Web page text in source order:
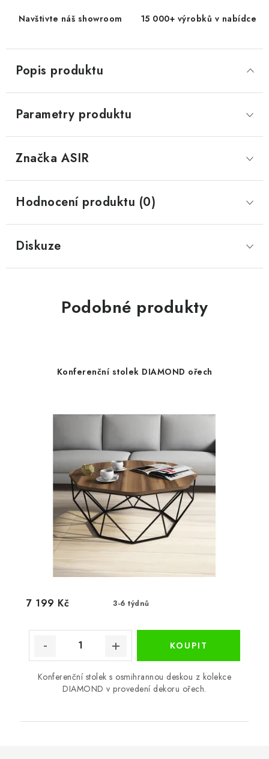
Navštivte náš showroom 15 000+ výrobků v nabídce
Popis produktu
Parametry produktu
Značka ASIR
Hodnocení produktu (0)
Diskuze
Podobné produkty
Konferenční stolek DIAMOND ořech
3-6 týdnů
7 199 Kč
Konferenční stolek s osmihrannou deskou z kolekce
DIAMOND v provedení dekoru ořech.